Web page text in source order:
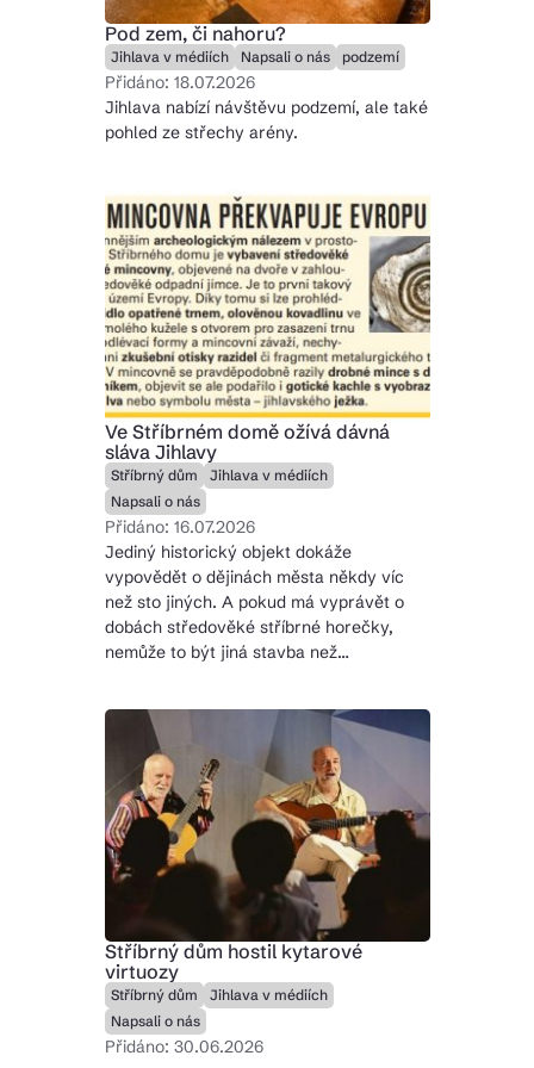
Pod zem, či nahoru?
Jihlava v médiích Napsali o nás podzemí
Přidáno: 18.07.2026
Jihlava nabízí návštěvu podzemí, ale také
pohled ze střechy arény.
Ve Stříbrném domě ožívá dávná
sláva Jihlavy
Stříbrný dům
Jihlava v médiích
Napsali o nás
Přidáno: 16.07.2026
Jediný historický objekt dokáže
vypovědět o dějinách města někdy víc
než sto jiných. A pokud má vyprávět o
dobách středověké stříbrné horečky,
nemůže to být jiná stavba než…
Stříbrný dům hostil kytarové
virtuozy
Stříbrný dům
Jihlava v médiích
Napsali o nás
Přidáno: 30.06.2026